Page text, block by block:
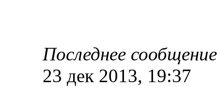
Последнее сообщение
23 дек 2013, 19:37